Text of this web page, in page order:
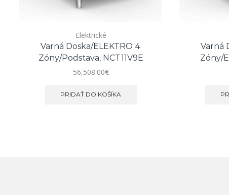
Elektrické
Varná Doska/ELEKTRO 4
Zóny/podstava, NCT11V9E
56,508.00€
PRIDAŤ DO KOŠÍKA
Varná
Zóny/